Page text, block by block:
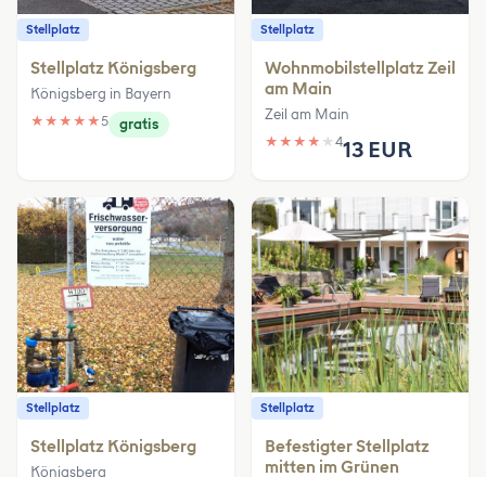
Stellplatz
Stellplatz Königsberg
Königsberg in Bayern
★ ★ ★ ★ ★5 gratis
Stellplatz
Wohnmobilstellplatz Zeil
am Main
Zeil am Main
★ ★ ★ ★ ★ 413 EUR
Stellplatz
Stellplatz Königsberg
Königsberg
Stellplatz
Befestigter Stellplatz
mitten im Grünen